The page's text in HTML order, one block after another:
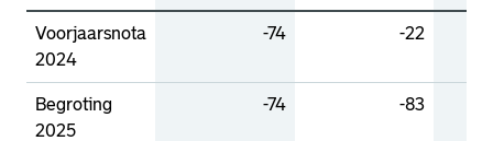
Voorjaarsnota
2024
-74 -22
Begroting
2025
-74 -83